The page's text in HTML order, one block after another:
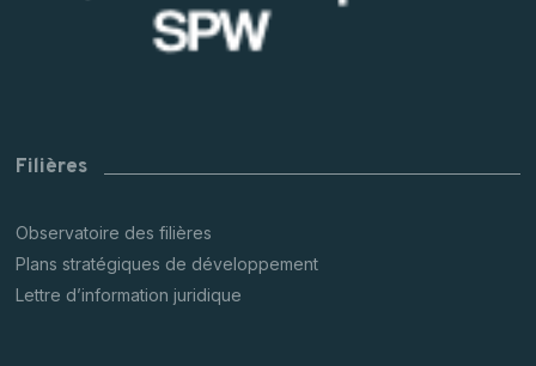
Filières
Observatoire des filières
Plans stratégiques de développement
Lettre d’information juridique